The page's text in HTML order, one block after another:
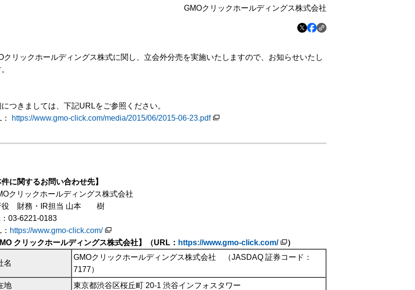
GMOクリックホールディングス株式会社
クリックホールディングス株式に関し、立会外分売を実施いたしますので、お知らせいたし
つきましては、下記URLをご参照ください。
https://www.gmo-click.com/media/2015/06/2015-06-23.pdf
件に関するお問い合わせ先】
クリックホールディングス株式会社
役 財務・IR担当 山本 樹
03-6221-0183
https://www.gmo-click.com/
クリックホールディングス株式会社】（URL： https://www.gmo-click.com/ ）
名
GMOクリックホールディングス株式会社 （JASDAQ 証券コード：
7177）
地
東京都渋谷区桜丘町 20-1 渋谷インフォスタワー